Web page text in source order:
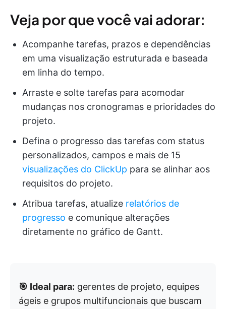
Veja por que você vai adorar:
Acompanhe tarefas, prazos e dependências
em uma visualização estruturada e baseada
em linha do tempo.
Arraste e solte tarefas para acomodar
mudanças nos cronogramas e prioridades do
projeto.
Defina o progresso das tarefas com status
personalizados, campos e mais de 15
visualizações do ClickUp para se alinhar aos
requisitos do projeto.
Atribua tarefas, atualize relatórios de
progresso e comunique alterações
diretamente no gráfico de Gantt.
🎯 Ideal para: gerentes de projeto, equipes
ágeis e grupos multifuncionais que buscam